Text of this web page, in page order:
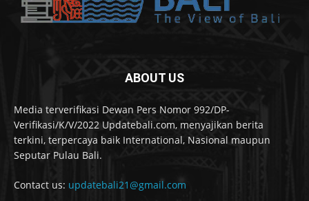
ABOUT US
Media terverifikasi Dewan Pers Nomor 992/DP-
Verifikasi/K/V/2022 Updatebali.com, menyajikan berita
terkini, terpercaya baik International, Nasional maupun
Seputar Pulau Bali.
Contact us: updatebali21@gmail.com